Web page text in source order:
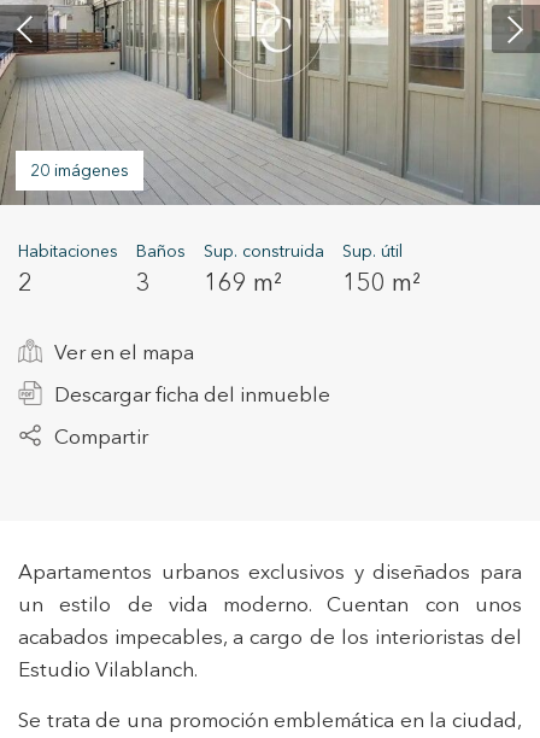
ES CA EN FR
20 imágenes
Habitaciones
2
Baños
3
Sup. construida
169 m²
Sup. útil
150 m²
Ver en el mapa
Descargar ficha del inmueble
Compartir
Apartamentos urbanos exclusivos y diseñados para
un estilo de vida moderno. Cuentan con unos
acabados impecables, a cargo de los interioristas del
Estudio Vilablanch.
Se trata de una promoción emblemática en la ciudad,